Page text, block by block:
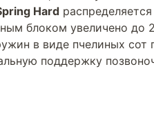
Hard
блоком увеличено до
в виде пчелиных сот
поддержку